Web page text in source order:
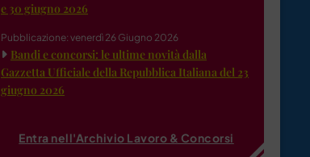
e 30 giugno 2026
Pubblicazione: venerdì 26 Giugno 2026
Bandi e concorsi: le ultime novità dalla
Gazzetta Ufficiale della Repubblica Italiana del 23
giugno 2026
Entra nell'Archivio Lavoro & Concorsi